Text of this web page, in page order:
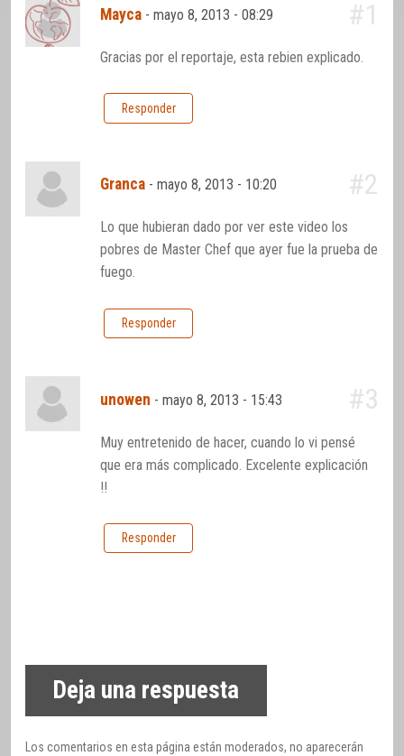
Mayca -mayo 8, 2013 - 08:29 #1
Gracias por el reportaje, esta rebien explicado.
Responder
Granca -mayo 8, 2013 - 10:20 #2
Lo que hubieran dado por ver este video los
pobres de Master Chef que ayer fue la prueba de
fuego.
Responder
unowen -mayo 8, 2013 - 15:43 #3
Muy entretenido de hacer, cuando lo vi pensé
que era más complicado. Excelente explicación
!!
Responder
Deja una respuesta
Los comentarios en esta página están moderados, no aparecerán